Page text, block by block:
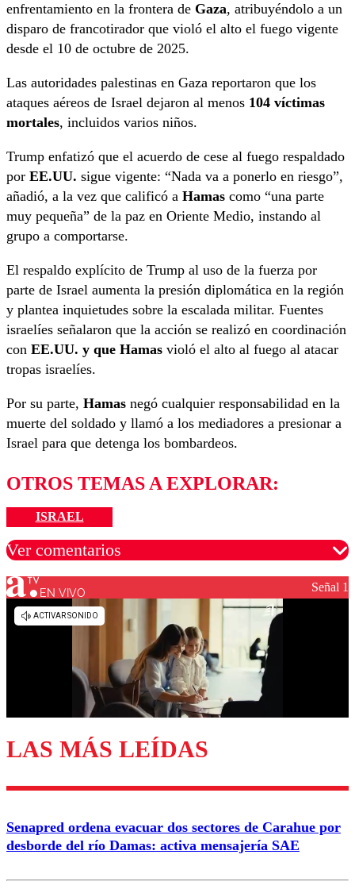
enfrentamiento en la frontera de Gaza, atribuyéndolo a un
disparo de francotirador que violó el alto el fuego vigente
desde el 10 de octubre de 2025.
Las autoridades palestinas en Gaza reportaron que los
ataques aéreos de Israel dejaron al menos 104 víctimas
mortales, incluidos varios niños.
Trump enfatizó que el acuerdo de cese al fuego respaldado
por EE.UU. sigue vigente: “Nada va a ponerlo en riesgo”,
añadió, a la vez que calificó a Hamas como “una parte
muy pequeña” de la paz en Oriente Medio, instando al
grupo a comportarse.
El respaldo explícito de Trump al uso de la fuerza por
parte de Israel aumenta la presión diplomática en la región
y plantea inquietudes sobre la escalada militar. Fuentes
israelíes señalaron que la acción se realizó en coordinación
con EE.UU. y que Hamas violó el alto al fuego al atacar
tropas israelíes.
Por su parte, Hamas negó cualquier responsabilidad en la
muerte del soldado y llamó a los mediadores a presionar a
Israel para que detenga los bombardeos.
OTROS TEMAS A EXPLORAR:
ISRAEL
Ver comentarios
Los comentarios son moderados para garantizar un
diálogo respetuoso.
Enviar comentario
EN VIVO Señal 1
LAS MÁS LEÍDAS
Senapred ordena evacuar dos sectores de Carahue por
desborde del río Damas: activa mensajería SAE